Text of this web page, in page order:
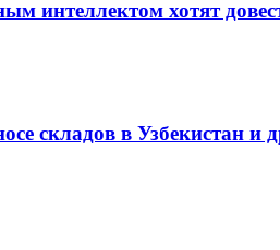
интеллектом хотят
складов в Узбекистан и